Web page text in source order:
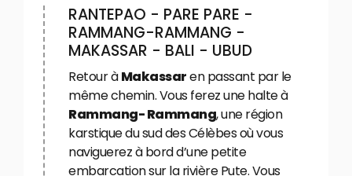
RANTEPAO - PARE PARE -
RAMMANG-RAMMANG -
MAKASSAR - BALI - UBUD
Retour àMakassaren passant par le
même chemin. Vous ferez une halte à
Rammang- Rammang, une région
karstique du sud des Célèbes où vous
naviguerez à bord d’une petite
embarcation sur la rivière Pute. Vous